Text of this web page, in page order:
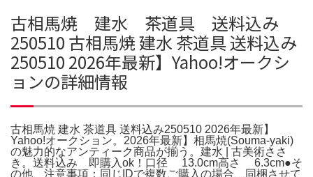
古相馬焼 建水 茶道具 送料込み
250510 古相馬焼 建水 茶道具 送料込み
250510 2026年最新】Yahoo!オークシ
ョンの詳細情報
古相馬焼 建水 茶道具 送料込み250510 2026年最新】
Yahoo!オークション。2026年最新】相馬焼(Souma-yaki)
の魅力的なアンティーク商品が揃う。建水 | 古美術ささ
き。送料込み 即購入ok！口径 13.0cm高さ 6.3cm●そ
の他、注意事項：同じIDで複数ご購入の場合、同梱させて